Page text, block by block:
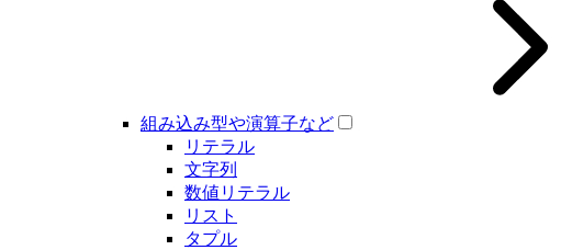
組み込み型や演算子など
リテラル
文字列
数値リテラル
リスト
タプル